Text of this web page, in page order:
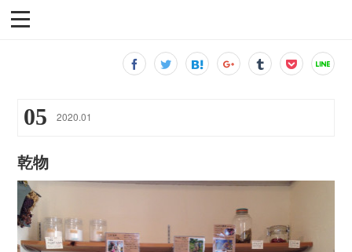
05 2020.01
乾物